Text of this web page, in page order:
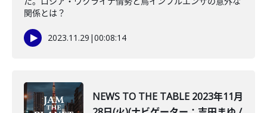
関係とは？
2023.11.29 |00:08:14
NEWS TO THE TABLE 2023年11月